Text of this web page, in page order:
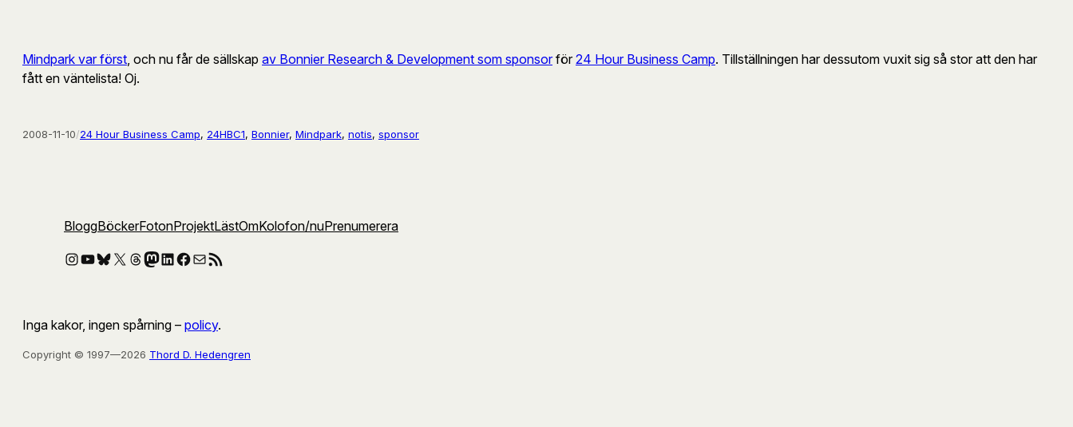
Mindpark var först , och nu får de sällskap av Bonnier Research & Development som sponsor för 24 Hour Business Camp. Tillställningen har dessutom vuxit sig så stor att den har
fått en väntelista! Oj.
2008-11-10/24 Hour Business Camp, 24HBC1, Bonnier, Mindpark, notis, sponsor
BloggBöckerFotonProjektLästOmKolofon/nuPrenumerera
Instagram
YouTube
Bluesky
X Threads
Mastodon
LinkedIn
Facebook
E-postRSS-flöde
Inga kakor, ingen spårning – policy.
Copyright © 1997—2026 Thord D. Hedengren